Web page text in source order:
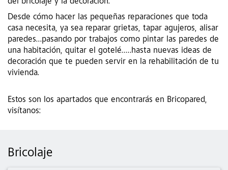
del bricolaje y la decoración.
Desde cómo hacer las pequeñas reparaciones que toda
casa necesita, ya sea reparar grietas, tapar agujeros, alisar
paredes...pasando por trabajos como pintar las paredes de
una habitación, quitar el gotelé.....hasta nuevas ideas de
decoración que te pueden servir en la rehabilitación de tu
vivienda.
Estos son los apartados que encontrarás en Bricopared,
visítanos:
Bricolaje